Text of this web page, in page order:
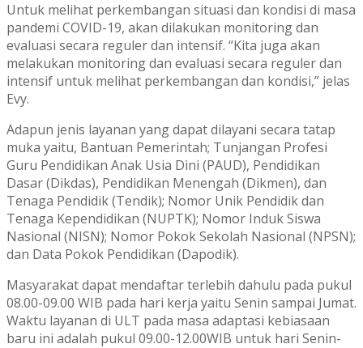
Untuk melihat perkembangan situasi dan kondisi di masa
pandemi COVID-19, akan dilakukan monitoring dan
evaluasi secara reguler dan intensif. “Kita juga akan
melakukan monitoring dan evaluasi secara reguler dan
intensif untuk melihat perkembangan dan kondisi,” jelas
Evy.
Adapun jenis layanan yang dapat dilayani secara tatap
muka yaitu, Bantuan Pemerintah; Tunjangan Profesi
Guru Pendidikan Anak Usia Dini (PAUD), Pendidikan
Dasar (Dikdas), Pendidikan Menengah (Dikmen), dan
Tenaga Pendidik (Tendik); Nomor Unik Pendidik dan
Tenaga Kependidikan (NUPTK); Nomor Induk Siswa
Nasional (NISN); Nomor Pokok Sekolah Nasional (NPSN);
dan Data Pokok Pendidikan (Dapodik).
Masyarakat dapat mendaftar terlebih dahulu pada pukul
08.00-09.00 WIB pada hari kerja yaitu Senin sampai Jumat.
Waktu layanan di ULT pada masa adaptasi kebiasaan
baru ini adalah pukul 09.00-12.00WIB untuk hari Senin-